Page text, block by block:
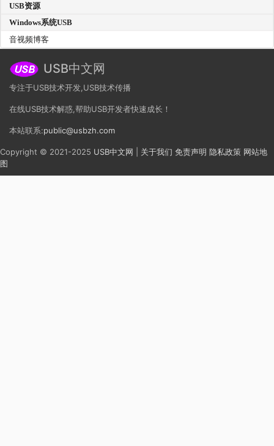
USB资源
Windows系统USB
音视频博客
USB中文网
专注于USB技术开发,USB技术传播
在线USB技术解惑,帮助USB开发者快速成长！
本站联系:public@usbzh.com
Copyright © 2021-2025 USB中文网 关于我们 免责声明 隐私政策 网站地
图